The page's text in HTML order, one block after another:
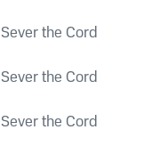
Sever the Cord
Sever the Cord
Sever the Cord